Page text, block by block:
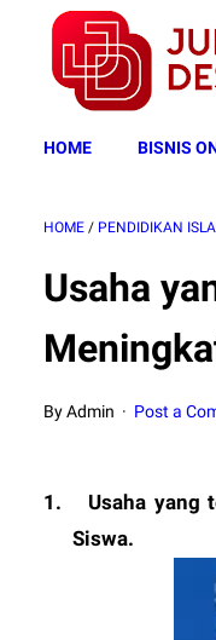
HOME BISNIS
HOME / PENDIDIKAN
Usaha
By Admin Post a
1.
Usaha yang
Siswa.